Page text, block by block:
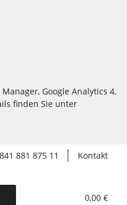
Google Analytics 4,
finden Sie unter
881 875 11
Kontakt
0,00 €